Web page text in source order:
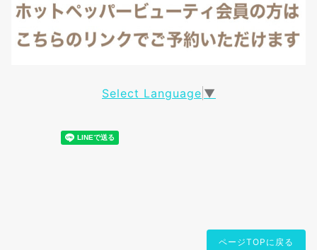
Select Language ▼
ページTOPに戻る